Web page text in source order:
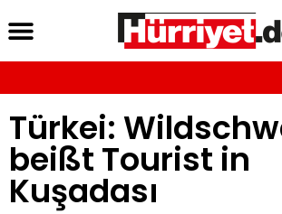
Türkei:
beißt Tourist in
Kuşadası